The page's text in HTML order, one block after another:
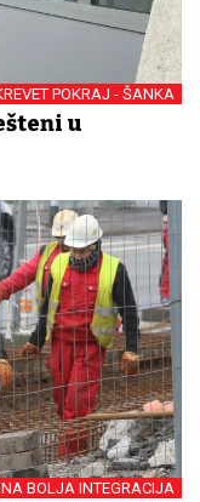
POKRAJ - ŠANKA
u
BOLJA INTEGRACIJA